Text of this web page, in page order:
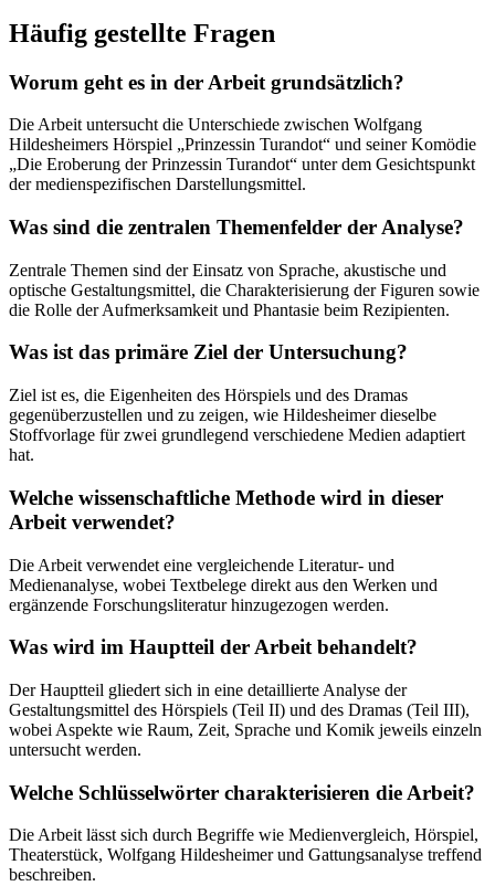
Häufig gestellte Fragen
Worum geht es in der Arbeit grundsätzlich?
Die Arbeit untersucht die Unterschiede zwischen Wolfgang
Hildesheimers Hörspiel „Prinzessin Turandot“ und seiner Komödie
„Die Eroberung der Prinzessin Turandot“ unter dem Gesichtspunkt
der medienspezifischen Darstellungsmittel.
Was sind die zentralen Themenfelder der Analyse?
Zentrale Themen sind der Einsatz von Sprache, akustische und
optische Gestaltungsmittel, die Charakterisierung der Figuren sowie
die Rolle der Aufmerksamkeit und Phantasie beim Rezipienten.
Was ist das primäre Ziel der Untersuchung?
Ziel ist es, die Eigenheiten des Hörspiels und des Dramas
gegenüberzustellen und zu zeigen, wie Hildesheimer dieselbe
Stoffvorlage für zwei grundlegend verschiedene Medien adaptiert
hat.
Welche wissenschaftliche Methode wird in dieser
Arbeit verwendet?
Die Arbeit verwendet eine vergleichende Literatur- und
Medienanalyse, wobei Textbelege direkt aus den Werken und
ergänzende Forschungsliteratur hinzugezogen werden.
Was wird im Hauptteil der Arbeit behandelt?
Der Hauptteil gliedert sich in eine detaillierte Analyse der
Gestaltungsmittel des Hörspiels (Teil II) und des Dramas (Teil III),
wobei Aspekte wie Raum, Zeit, Sprache und Komik jeweils einzeln
untersucht werden.
Welche Schlüsselwörter charakterisieren die Arbeit?
Die Arbeit lässt sich durch Begriffe wie Medienvergleich, Hörspiel,
Theaterstück, Wolfgang Hildesheimer und Gattungsanalyse treffend
beschreiben.